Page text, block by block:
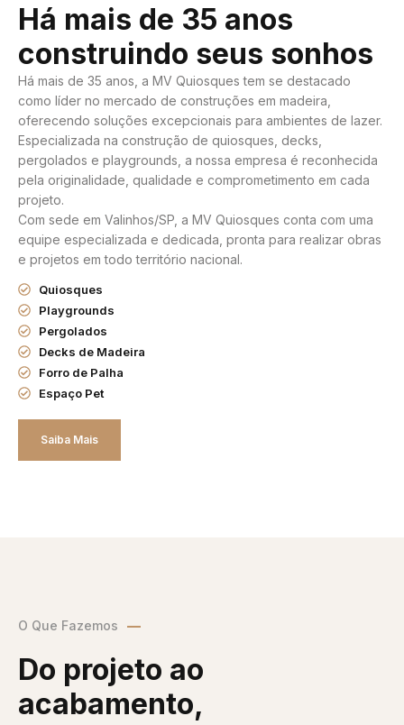
Há mais de 35 anos
construindo seus sonhos
Há mais de 35 anos, a MV Quiosques tem se destacado
como líder no mercado de construções em madeira,
oferecendo soluções excepcionais para ambientes de lazer.
Especializada na construção de quiosques, decks,
pergolados e playgrounds, a nossa empresa é reconhecida
pela originalidade, qualidade e comprometimento em cada
projeto.
Com sede em Valinhos/SP, a MV Quiosques conta com uma
equipe especializada e dedicada, pronta para realizar obras
e projetos em todo território nacional.
Quiosques
Playgrounds
Pergolados
Decks de Madeira
Forro de Palha
Espaço Pet
Saiba Mais
O Que Fazemos
Do projeto ao
acabamento,